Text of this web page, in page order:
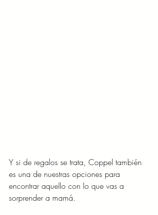
Y si de regalos se trata, Coppel también
es una de nuestras opciones para
encontrar aquello con lo que vas a
sorprender a mamá.